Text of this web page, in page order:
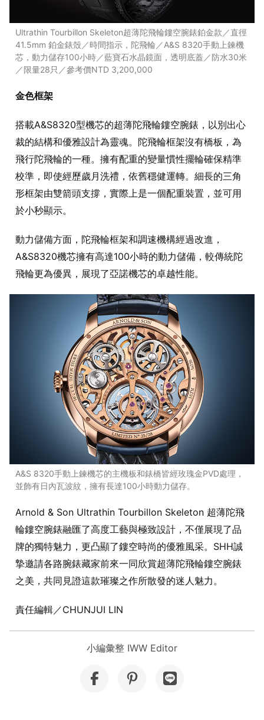
Ultrathin Tourbillon Skeleton超薄陀飛輪鏤空腕錶鉑金款／直徑
41.5mm 鉑金錶殼／時間指示，陀飛輪／A&S 8320手動上鍊機
芯，動力儲存100小時／藍寶石水晶鏡面，透明底蓋／防水30米
／限量28只／參考價NTD 3,200,000
金色框架
搭載A&S8320型機芯的超薄陀飛輪鏤空腕錶，以別出心
裁的結構和優雅設計為靈魂。陀飛輪框架沒有橋板，為
飛行陀飛輪的一種。擁有配重的變量慣性擺輪確保精準
校準，即使經歷歲月洗禮，依舊穩健運轉。細長的三角
形框架由雙箭頭支撐，實際上是一個配重裝置，並可用
於小秒顯示。
動力儲備方面，陀飛輪框架和調速機構經過改進，
A&S8320機芯擁有高達100小時的動力儲備，較傳統陀
飛輪更為優異，展現了亞諾機芯的卓越性能。
A&S 8320手動上鍊機芯的主機板和錶橋皆經玫瑰金PVD處理，
並飾有日內瓦波紋，擁有長達100小時動力儲存。
Arnold & Son Ultrathin Tourbillon Skeleton 超薄陀飛
輪鏤空腕錶融匯了高度工藝與極致設計，不僅展現了品
牌的獨特魅力，更凸顯了鏤空時尚的優雅風采。SHH誠
摯邀請各路腕錶藏家前來一同欣賞超薄陀飛輪鏤空腕錶
之美，共同見證這款璀璨之作所散發的迷人魅力。
責任編輯／CHUNJUI LIN
小編彙整 IWW Editor